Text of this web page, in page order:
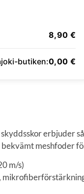
8,90 €
butiken:0,00 €
erbjuder
meshfoder
m/s)